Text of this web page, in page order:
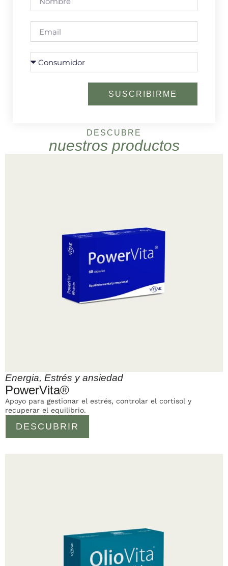
SUSCRIBIRME
DESCUBRE
nuestros productos
Energia, Estrés y ansiedad
PowerVita®
DESCUBRIR
Apoyo para gestionar el estrés, controlar el cortisol y
recuperar el equilibrio.